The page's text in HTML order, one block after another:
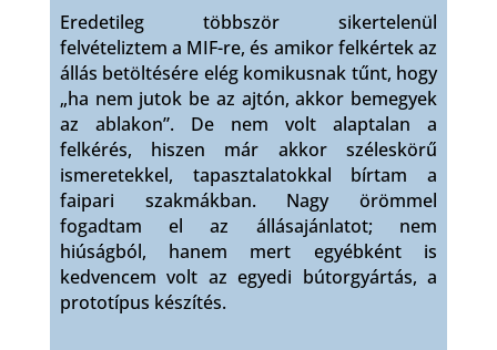
Eredetileg többször sikertelenül
felvételiztem a MIF-re, és amikor felkértek az
állás betöltésére elég komikusnak tűnt, hogy
„ha nem jutok be az ajtón, akkor bemegyek
az ablakon”. De nem volt alaptalan a
felkérés, hiszen már akkor széleskörű
ismeretekkel, tapasztalatokkal bírtam a
faipari szakmákban. Nagy örömmel
fogadtam el az állásajánlatot; nem
hiúságból, hanem mert egyébként is
kedvencem volt az egyedi bútorgyártás, a
prototípus készítés.